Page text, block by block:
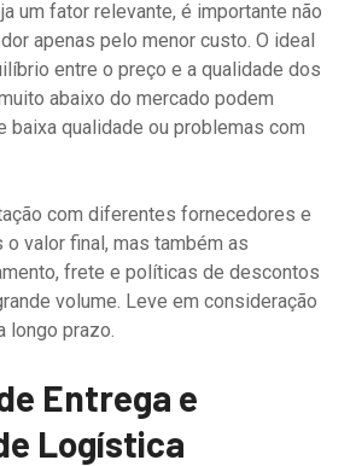
um fator relevante, é importante não
apenas pelo menor custo. O ideal
entre o preço e a qualidade dos
abaixo do mercado podem
baixa qualidade ou problemas com
com diferentes fornecedores e
o valor final, mas também as
frete e políticas de descontos
volume. Leve em consideração
longo prazo.
Entrega e
Logística